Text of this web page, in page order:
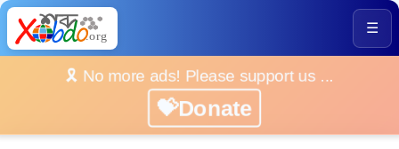
☰
🎗️ No more ads! Please support us ...
💝Donate